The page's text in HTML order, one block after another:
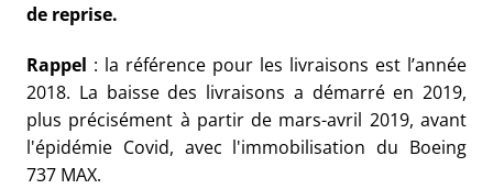
de reprise.
Rappel : la référence pour les livraisons est l’année
2018. La baisse des livraisons a démarré en 2019,
plus précisément à partir de mars-avril 2019, avant
l'épidémie Covid, avec l'immobilisation du Boeing
737 MAX.